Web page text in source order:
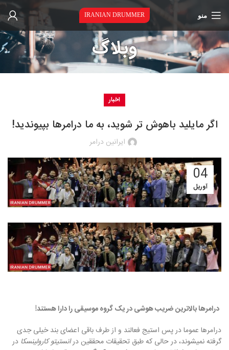
منو IRANIAN DRUMMER
وبلاگ
اخبار
اگر مایلید باهوش تر شوید، به ما درامرها بپیوندید!
ایرانین درامر
04
آوریل
درامرها بالاترین ضریب هوشی در یک گروه موسیقی را دارا هستند!
درامرها عموما در پس استیج فعالند و از طرف باقی اعضای بند خیلی جدی
گرفته نمیشوند، در حالی که طبق تحقیقات محققین درانستیتو کارولینسکا در